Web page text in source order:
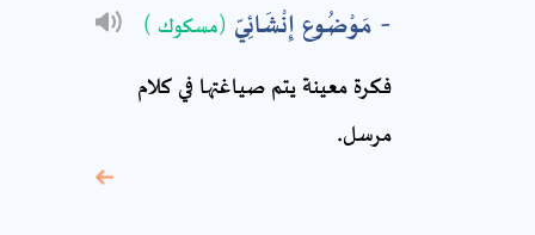
مَوْضُوع إِنْشَائِيّ (مسكوك )
فكرة معينة يتم صياغتها في كلام
مرسل.